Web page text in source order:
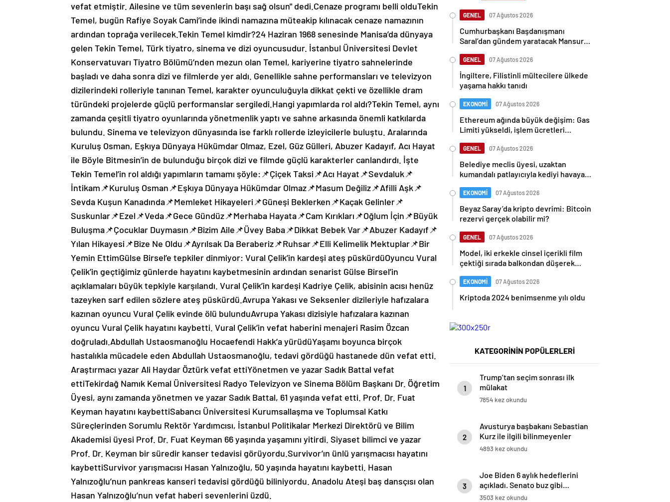
vefat etmiştir. Ailesine ve tüm sevenlerin başı sağ olsun" dedi.Cenaze programı belli olduTekin
Temel, bugün Rafiye Soyak Cami’inde ikindi namazına müteakip kılınacak cenaze namazının
ardından toprağa verilecek.Tekin Temel kimdir?24 Haziran 1968 senesinde Manisa’da dünyaya
gelen Tekin Temel, Türk tiyatro, sinema ve dizi oyuncusudur. İstanbul Üniversitesi Devlet
Konservatuvarı Tiyatro Bölümü’nden mezun olan Temel, kariyerine tiyatro sahnelerinde
başladı ve daha sonra dizi ve filmlerde yer aldı. Genellikle sahne performansları ve televizyon
dizilerindeki rolleriyle tanınan Temel, karakter oyunculuğuyla dikkat çekti ve özellikle dram
türündeki projelerde güçlü performanslar sergiledi.Hangi yapımlarda rol aldı?Tekin Temel, aynı
zamanda çeşitli tiyatro oyunlarında yönetmenlik yaptı ve sahne arkasında önemli katkılarda
bulundu. Sinema ve televizyon dünyasında ise farklı rollerde izleyicilerle buluştu. Aralarında
Kuruluş Osman, Eşkıya Dünyaya Hükümdar Olmaz, Ezel, Güz Gülleri, Abuzer Kadayıf, Acı Hayat
ile Böyle Bitmesin’in de bulunduğu birçok dizi ve filmde güçlü karakterler canlandırdı. İşte
Tekin Temel’in rol aldığı yapımların tamamı şöyle:📌Çiçek Taksi📌Acı Hayat📌Sevdaluk📌
İntikam📌Kuruluş Osman📌Eşkıya Dünyaya Hükümdar Olmaz📌Masum Değiliz📌Afilli Aşk📌
Sevda Kuşun Kanadında📌Memleket Hikayeleri📌Güneşi Beklerken📌Kaçak Gelinler📌
Suskunlar📌Ezel📌Veda📌Gece Gündüz📌Merhaba Hayata📌Cam Kırıkları📌Oğlum İçin📌Büyük
Buluşma📌Çocuklar Duymasın📌Bizim Aile📌Üvey Baba📌Dikkat Bebek Var📌Abuzer Kadayıf📌
Yılan Hikayesi📌Bize Ne Oldu📌Ayrılsak Da Beraberiz📌Ruhsar📌Elli Kelimelik Mektuplar📌Bir
Yemin EttimGülse Birsel’e tepkiler dinmiyor: Vural Çelik’in kardeşi ateş püskürdüOyuncu Vural
Çelik’in geçtiğimiz günlerde hayatını kaybetmesinin ardından senarist Gülse Birsel’in
açıklamaları büyük tepkiyle karşılandı. Vural Çelik’in kardeşi Kadriye Çelik, abisinin acısı henüz
tazeyken sarf edilen sözlere ateş püskürdü.Avrupa Yakası ve Seksenler dizileriyle hafızalara
kazınan oyuncu Vural Çelik evinde ölü bulunduAvrupa Yakası dizisiyle hafızalara kazınan
oyuncu Vural Çelik hayatını kaybetti. Vural Çelik’in vefat haberini menajeri Rasim Özcan
doğruladı.Abdullah Ustaosmanoğlu Hocaefendi Hakk’a yürüdüYaşamı boyunca birçok
hastalıkla mücadele eden Abdullah Ustaosmanoğlu, tedavi gördüğü hastanede dün vefat etti.
Araştırmacı yazar Ali Haydar Öztürk vefat ettiYönetmen ve yazar Sadık Battal vefat
ettiTekirdağ Namık Kemal Üniversitesi Radyo Televizyon ve Sinema Bölüm Başkanı Dr. Öğretim
Üyesi, aynı zamanda yönetmen ve yazar Sadık Battal, 61 yaşında vefat etti. Prof. Dr. Fuat
Keyman hayatını kaybettiSabancı Üniversitesi Kurumsallaşma ve Toplumsal Katkı
Süreçlerinden Sorumlu Rektör Yardımcısı, İstanbul Politikalar Merkezi Direktörü ve Bilim
Akademisi üyesi Prof. Dr. Fuat Keyman 66 yaşında yaşamını yitirdi. Siyaset bilimci ve yazar
Prof. Dr. Keyman bir süredir kanser tedavisi görüyordu.Survivor’ın ünlü yarışmacısı hayatını
kaybettiSurvivor yarışmacısı Hasan Yalnızoğlu, 50 yaşında hayatını kaybetti. Hasan
Yalnızoğlu’nun pankreas kanseri tedavisi gördüğü biliniyordu. Anadolu Ateşi baş dansçısı olan
Hasan Yalnızoğlu’nun vefat haberi sevenlerini üzdü.
GENEL 07 Ağustos 2026
Cumhurbaşkanı Başdanışmanı
Saral’dan gündem yaratacak Mansur
GENEL 07 Ağustos 2026
İngiltere, Filistinli mültecilere ülkede
yaşama hakkı tanıdı
EKONOMİ 07 Ağustos 2026
Ethereum ağında büyük değişim: Gas
Limiti yükseldi, işlem ücretleri
GENEL 07 Ağustos 2026
Belediye meclis üyesi, uzaktan
kumandalı patlayıcıyla kediyi havaya
EKONOMİ 07 Ağustos 2026
Beyaz Saray’da kripto devrimi: Bitcoin
rezervi gerçek olabilir mi?
GENEL 07 Ağustos 2026
Model, iki erkekle cinsel içerikli film
çektiği sırada balkondan düşerek
EKONOMİ 07 Ağustos 2026
Kriptoda 2024 benimsenme yılı oldu
KATEGORİNİN POPÜLERLERİ
1
Trump’tan seçim sonrası ilk
mülakat
7854 kez okundu
2
Avusturya başbakanı Sebastian
Kurz ile ilgili bilinmeyenler
4893 kez okundu
3
Joe Biden 6 aylık hedeflerini
açıkladı. Senato buz gibi…
3503 kez okundu